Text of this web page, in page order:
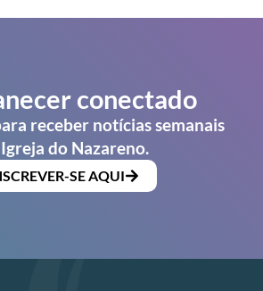
conectado
receber notícias semanais
do Nazareno.
SE AQUI